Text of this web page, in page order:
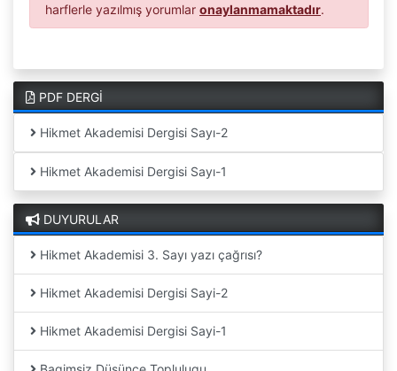
harflerle yazılmış yorumlar onaylanmamaktadır.
PDF DERGİ
Hikmet Akademisi Dergisi Sayı-2
Hikmet Akademisi Dergisi Sayı-1
DUYURULAR
Hikmet Akademisi 3. Sayı yazı çağrısı?
Hikmet Akademisi Dergisi Sayi-2
Hikmet Akademisi Dergisi Sayi-1